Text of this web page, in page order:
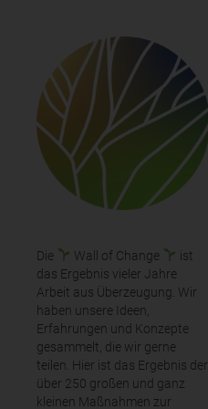
Die Wall of Change
ist
das Ergebnis vieler Jahre
Arbeit aus Überzeugung. Wir
haben unsere Ideen,
Erfahrungen und Konzepte
gesammelt, die wir gerne
teilen. Hier ist das Ergebnis der
über 250 großen und ganz
kleinen Maßnahmen zur